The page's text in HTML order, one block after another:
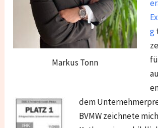
Markus Tonn
g
dem
BVMW zeichnete